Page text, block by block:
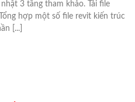
3 tầng tham khảo. Tải file
hợp một số file revit kiến trúc
[...]